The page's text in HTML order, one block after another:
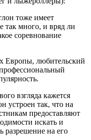
тоже имеет
так много, и вряд ли
соревнование
Европы, любительский
взгляда кажется
устроен так, что на
предоставляют
искать и
разрешение на его